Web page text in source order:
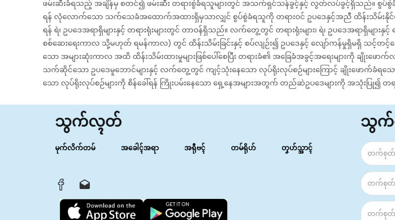
ဖမ်းဆီးခံရသည့် အချိန်မှ စတင်၍ ဖမ်းဆီး တရားစွဲခံရသူများတွင် အသက်ရှင်သန်ခွင့်နှင့် လွတ်လပ်ခွင့်ရှိသည်။ စွ
ရန် လုံလောက်သော သက်သေခံအထောက်အထားရှိမှသာလျှင် စွပ်စွဲခံရသူကို တရားဝင် ဥပဒေနှင့်အညီ ထိန်းသိမ်းနိုင်
ရန် ရဲ၊ ဥပဒေအရာရှိများနှင့် တရားရုံးများတွင် တာဝန်ရှိသည်။ လက်တွေ့တွင် တရားရုံးများ၊ ရဲ၊ ဥပဒေအရာရှိမျာ
စစ်ဆေးရေးကာလ သို့မဟုတ် ရမန်ကာလ) တွင် ထိန်းသိမ်းခြင်းနှင့် စပ်လျဉ်း၍ ဥပဒေနှင့် လျော်ကန်မှုရှိမရှိ သင့်တင့်
သော အများဆုံးကာလ အထိ ထိန်းသိမ်းထားမှုများဖြစ်‌ပေါ်စေပြီး တရားခံ၏ အခြေခံအခွင့်အရေးများကို ချို
သက်ဆိုင်သော ဥပဒေမူဘောင်များနှင့် လက်တွေ့တွင် ကျင့်သုံးနေသော လုပ်ရိုးလုပ်စဉ်များကြောင့် ချိုးဖောက်ခံရသ
သော လုပ်ရိုးလုပ်စဉ်များကို စိန်ခေါ်ရန် ကြိုးပမ်းနေသော ရှေ့နေအများအတွက် တည်ဆဲဥပဒေများကို အသုံးပြု၍ တ
သွက်လ္ၚတ်
မုက်လိက်တမ် အခေါၚ်အရာ အရီုဗၚ် တမ်ရိုဟ် တၞဟ်သ္အာၚ်
သွ